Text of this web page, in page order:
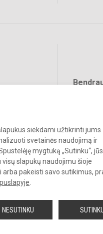
siekdami užtikrinti jums
svetainės naudojimą ir
mygtuką „Sutinku“, jūs
slapukų naudojimu šioje
pakeisti savo sutikimus,
NESUTINKU
Visos teisės saugomos.
sutikimo griežtai